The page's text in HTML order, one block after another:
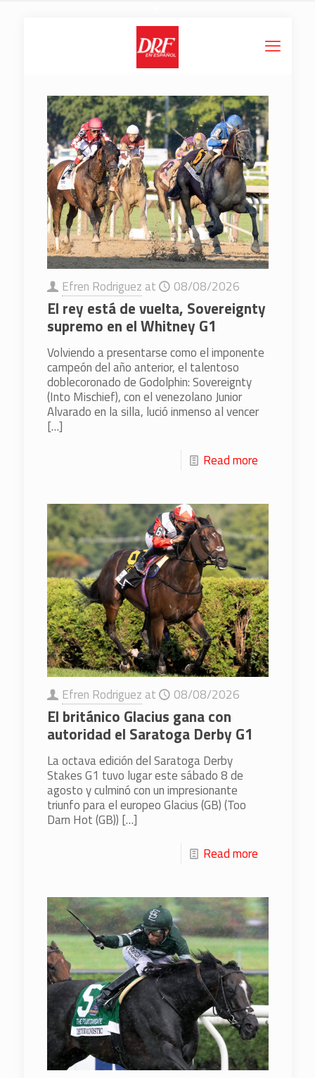
Efren Rodriguez at 08/08/2026
El rey está de vuelta, Sovereignty
supremo en el Whitney G1
Volviendo a presentarse como el imponente
campeón del año anterior, el talentoso
doblecoronado de Godolphin: Sovereignty
(Into Mischief), con el venezolano Junior
Alvarado en la silla, lució inmenso al vencer
[…]
Read more
Efren Rodriguez at 08/08/2026
El británico Glacius gana con
autoridad el Saratoga Derby G1
La octava edición del Saratoga Derby
Stakes G1 tuvo lugar este sábado 8 de
agosto y culminó con un impresionante
triunfo para el europeo Glacius (GB) (Too
Darn Hot (GB)) […]
Read more